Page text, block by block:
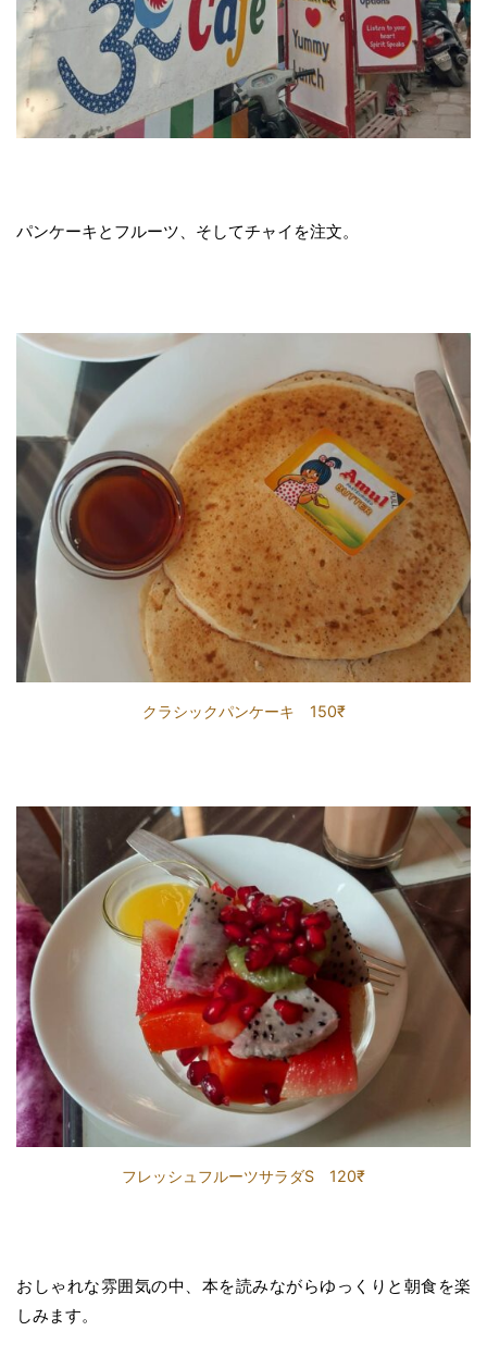
パンケーキとフルーツ、そしてチャイを注文。
クラシックパンケーキ 150₹
フレッシュフルーツサラダS 120₹
おしゃれな雰囲気の中、本を読みながらゆっくりと朝食を楽
しみます。